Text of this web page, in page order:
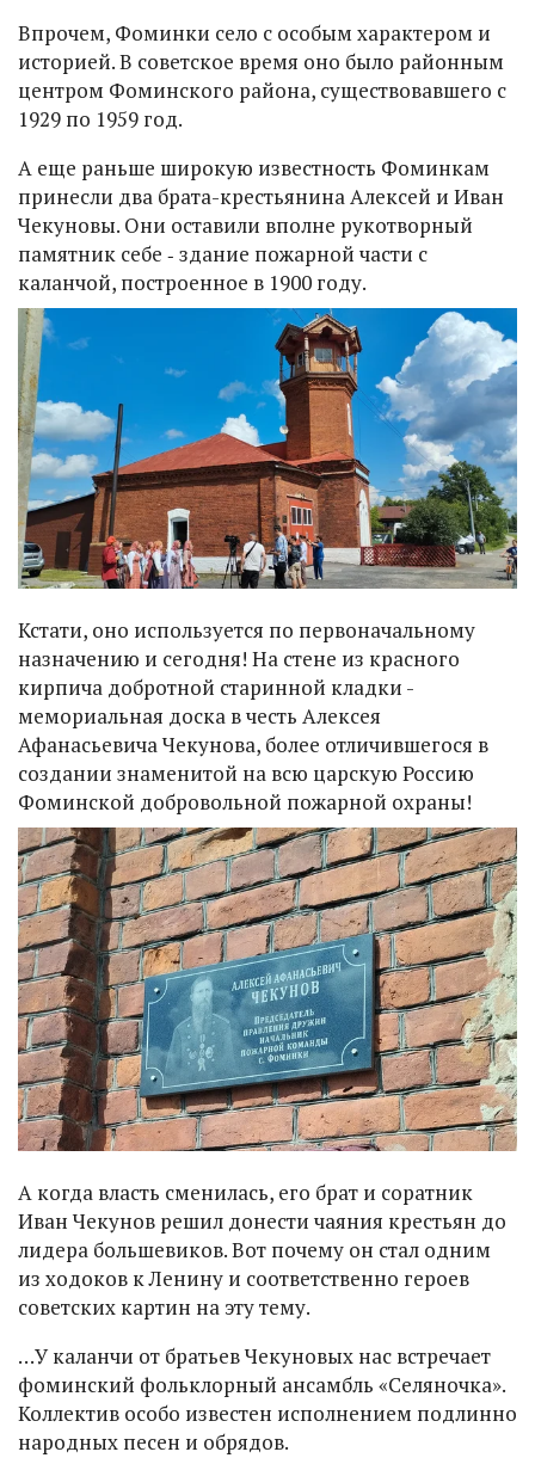
Впрочем, Фоминки село с особым характером и
историей. В советское время оно было районным
центром Фоминского района, существовавшего с
1929 по 1959 год.
А еще раньше широкую известность Фоминкам
принесли два брата-крестьянина Алексей и Иван
Чекуновы. Они оставили вполне рукотворный
памятник себе ‑ здание пожарной части с
каланчой, построенное в 1900 году.
Кстати, оно используется по первоначальному
назначению и сегодня! На стене из красного
кирпича добротной старинной кладки -
мемориальная доска в честь Алексея
Афанасьевича Чекунова, более отличившегося в
создании знаменитой на всю царскую Россию
Фоминской добровольной пожарной охраны!
А когда власть сменилась, его брат и соратник
Иван Чекунов решил донести чаяния крестьян до
лидера большевиков. Вот почему он стал одним
из ходоков к Ленину и соответственно героев
советских картин на эту тему.
…У каланчи от братьев Чекуновых нас встречает
фоминский фольклорный ансамбль «Селяночка».
Коллектив особо известен исполнением подлинно
народных песен и обрядов.